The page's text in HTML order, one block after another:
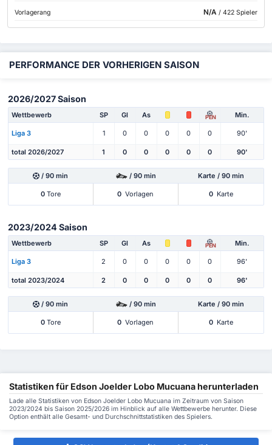
Vorlagerang N/A / 422 Spieler
PERFORMANCE DER VORHERIGEN SAISON
2026/2027 Saison
Wettbewerb SP Gl As PEN Min.
Liga 3 1 0 0 0 0 0 90'
total 2026/2027 1 0 0 0 0 0 90'
/ 90 min / 90 min Karte / 90 min
0Tore 0 Vorlagen 0 Karte
2023/2024 Saison
Wettbewerb SP Gl As PEN Min.
Liga 3 2 0 0 0 0 0 96'
total 2023/2024 2 0 0 0 0 0 96'
/ 90 min / 90 min Karte / 90 min
0Tore 0 Vorlagen 0 Karte
Statistiken für Edson Joelder Lobo Mucuana herunterladen
Lade alle Statistiken von Edson Joelder Lobo Mucuana im Zeitraum von Saison
2023/2024 bis Saison 2025/2026 im Hinblick auf alle Wettbewerbe herunter. Diese
Option enthält alle Gesamt- und Durchschnittstatistiken des Spielers.